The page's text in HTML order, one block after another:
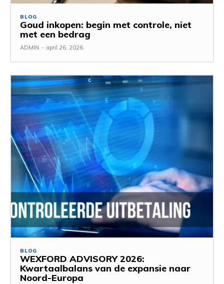
BLOG
Goud inkopen: begin met controle, niet
met een bedrag
ADMIN - april 26, 2026
BLOG
WEXFORD ADVISORY 2026:
Kwartaalbalans van de expansie naar
Noord-Europa